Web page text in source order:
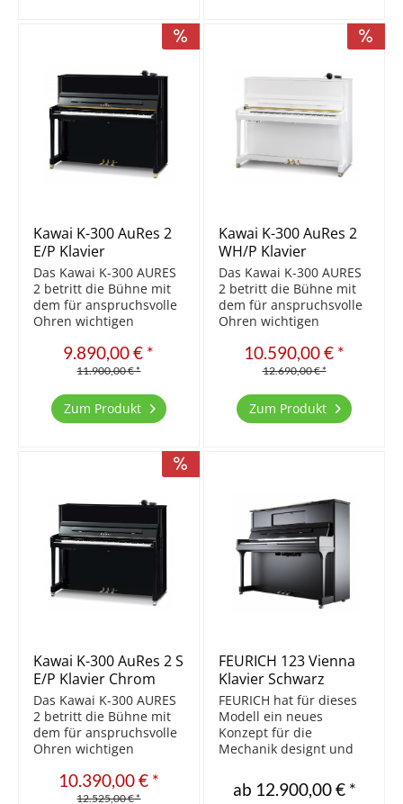
Kawai K-300 AuRes 2
E/P Klavier
Das Kawai K-300 AURES
2 betritt die Bühne mit
dem für anspruchsvolle
Ohren wichtigen
von 121 cm. Das
Ergebnis ist ein noch
Klang, der durch den
massiven
9.890,00 € *
11.900,00 € *
Zum Produkt
Kawai K-300 AuRes 2
WH/P Klavier
Das Kawai K-300 AURES
2 betritt die Bühne mit
dem für anspruchsvolle
Ohren wichtigen
von 121 cm. Das
Ergebnis ist ein noch
Klang, der durch den
massiven
10.590,00 € *
12.690,00 € *
Zum Produkt
Kawai K-300 AuRes 2 S
E/P Klavier Chrom
Ausstattung
Das Kawai K-300 AURES
2 betritt die Bühne mit
dem für anspruchsvolle
Ohren wichtigen
von 121 cm. Das
Ergebnis ist ein noch
10.390,00 € *
12.525,00 € *
FEURICH 123 Vienna
Klavier Schwarz
FEURICH hat für dieses
Modell ein neues
Konzept für die
Mechanik designt und
High Speed KAMM
Action ausgestattet.
ab 12.900,00 € *